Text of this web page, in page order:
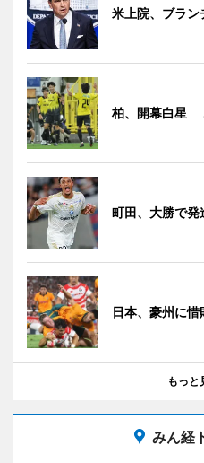
米上院、ブラン
柏、開幕白星
町田、大勝で
日本、豪州に
もっと
みん経